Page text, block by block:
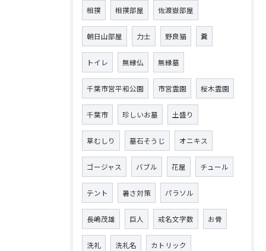
相撲 相撲部屋 佐渡嶽部屋
朝日山部屋 力士 野良猫 糞
トイレ 無縁仏 無縁墓
千葉市営平和公園 市営霊園 桜木霊園
千葉市 珍しいお墓 土盛り
草むしり 墓石そうじ オニキス
ゴージャス バブル 花屋 チュール
テント 暑さ対策 パラソル
長嶋茂雄 巨人 戒名文字数 お骨
洗礼 洗礼名 カトリック